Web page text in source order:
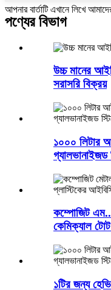
আপনার বার্তাটি এখানে লিখে
পণ্যের বিভাগ
উচ্চ মানের
সরাসরি বিক্রয়
১০০০ লিটার
গ্যালভানাইজড
কম্পোজিট
কেমিক্যাল
১টির জন্য